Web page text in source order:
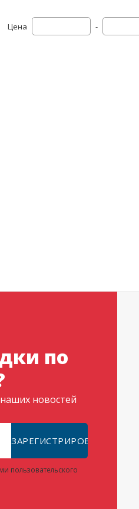
Цена -
по
наших новостей
ЗАРЕГИСТРИРОВАТЬ
пользовательского